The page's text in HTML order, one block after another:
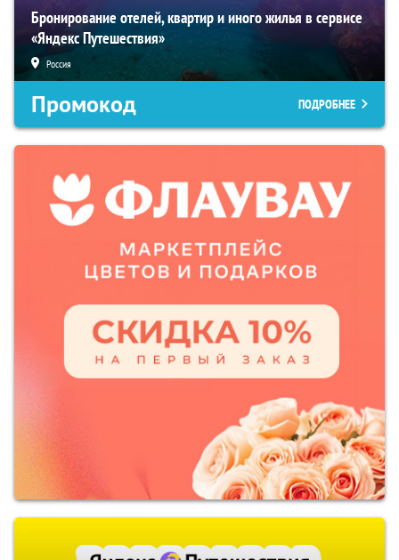
Бронирование отелей, квартир и иного жилья в сервисе
«Яндекс Путешествия»
Россия
Промокод ПОДРОБНЕЕ